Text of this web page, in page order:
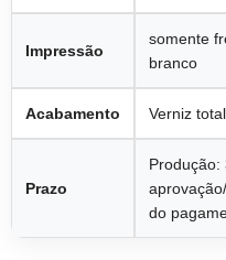
Impressão
somente
branco
Acabamento Verniz
Prazo
Produção:
do